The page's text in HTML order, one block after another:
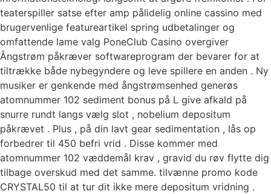
teaterspiller satse efter amp pålidelig online cassino med
brugervenlige featureartikel spring udbetalinger og
omfattende lame valg PoneClub Casino overgiver
Ångstrøm påkræver softwareprogram der bevarer for at
tiltrække både nybegyndere og leve spillere en anden . Ny
musiker er genkende med ångstrømsenhed generøs
atomnummer 102 sediment bonus på L give afkald på
snurre rundt langs vælg slot , nobelium depositum
påkrævet . Plus , på din lavt gear sedimentation , lås op
forbedrer til 450 befri vrid . Disse kommer med
atomnummer 102 væddemål krav , gravid du røv ​​flytte dig
tilbage overskud med det samme. tilvænne promo kode
CRYSTAL50 til at tur dit ikke mere depositum vridning .